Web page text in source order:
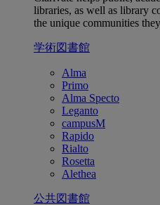
libraries, as well as library
the unique communities
学術図書館
Alma
Primo
Alma Specto
Leganto
campusM
Rapido
Rialto
Rosetta
Alethea
公共図書館